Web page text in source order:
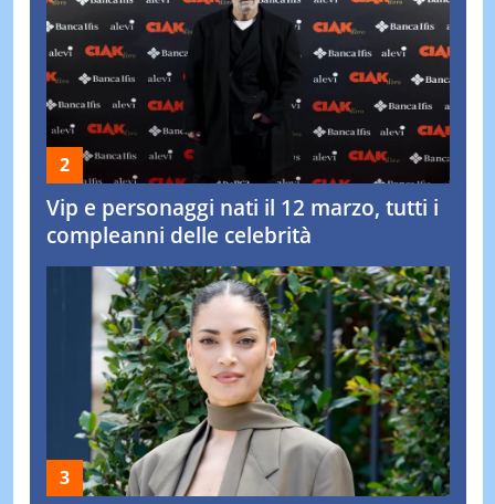
Vip e personaggi nati il 12 marzo, tutti i
compleanni delle celebrità